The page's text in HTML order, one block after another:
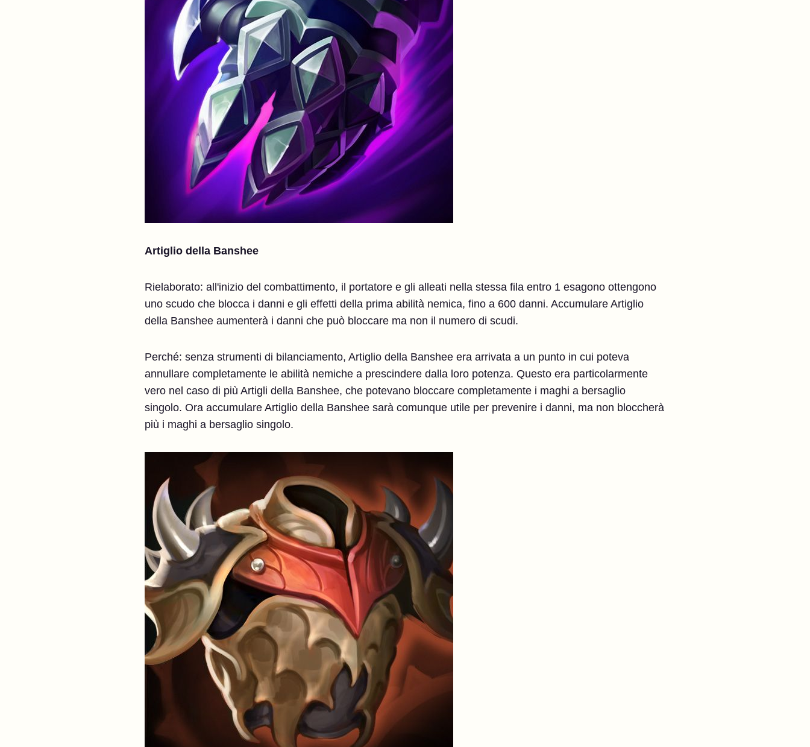
Artiglio della Banshee
Rielaborato: all'inizio del combattimento, il portatore e gli alleati nella stessa fila entro 1 esagono ottengono
uno scudo che blocca i danni e gli effetti della prima abilità nemica, fino a 600 danni. Accumulare Artiglio
della Banshee aumenterà i danni che può bloccare ma non il numero di scudi.
Perché: senza strumenti di bilanciamento, Artiglio della Banshee era arrivata a un punto in cui poteva
annullare completamente le abilità nemiche a prescindere dalla loro potenza. Questo era particolarmente
vero nel caso di più Artigli della Banshee, che potevano bloccare completamente i maghi a bersaglio
singolo. Ora accumulare Artiglio della Banshee sarà comunque utile per prevenire i danni, ma non bloccherà
più i maghi a bersaglio singolo.